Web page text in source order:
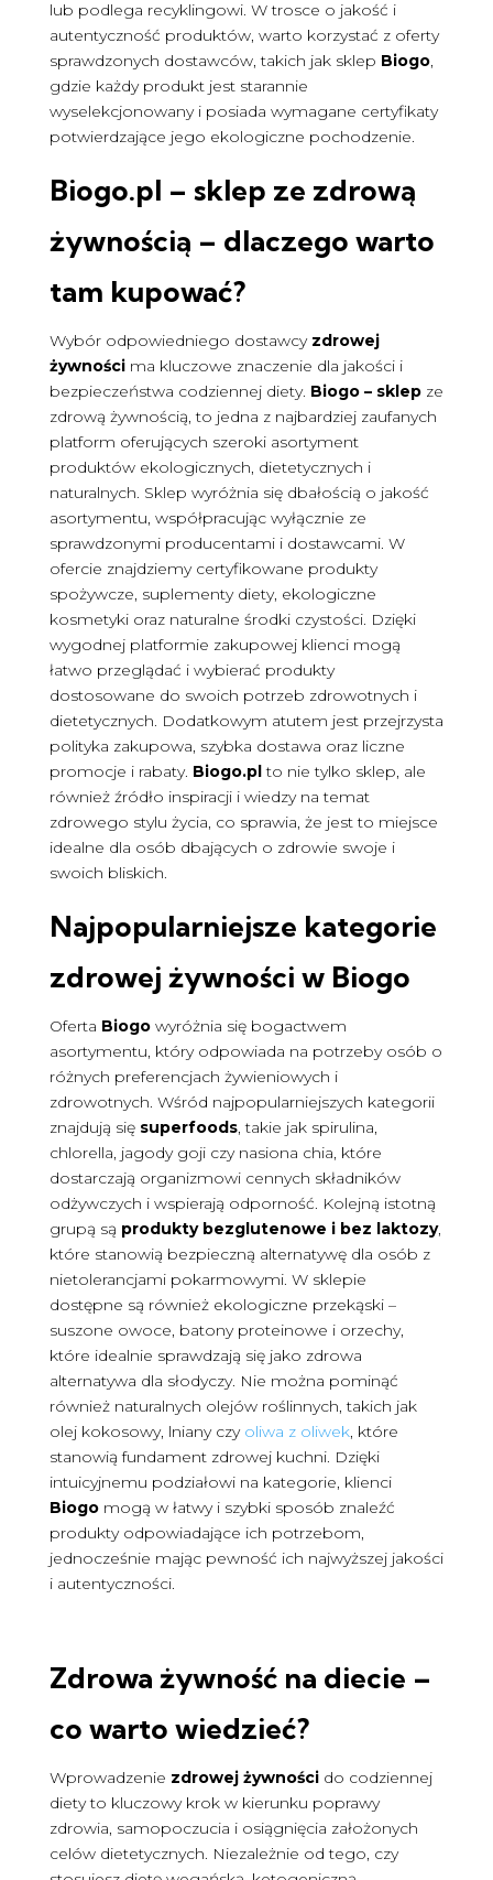
lub podlega recyklingowi. W trosce o jakość i
autentyczność produktów, warto korzystać z oferty
sprawdzonych dostawców, takich jak sklep Biogo,
gdzie każdy produkt jest starannie
wyselekcjonowany i posiada wymagane certyfikaty
potwierdzające jego ekologiczne pochodzenie.
Biogo.pl – sklep ze zdrową
żywnością – dlaczego warto
tam kupować?
Wybór odpowiedniego dostawcy zdrowej
żywnościma kluczowe znaczenie dla jakości i
bezpieczeństwa codziennej diety. Biogo – sklep ze
zdrową żywnością, to jedna z najbardziej zaufanych
platform oferujących szeroki asortyment
produktów ekologicznych, dietetycznych i
naturalnych. Sklep wyróżnia się dbałością o jakość
asortymentu, współpracując wyłącznie ze
sprawdzonymi producentami i dostawcami. W
ofercie znajdziemy certyfikowane produkty
spożywcze, suplementy diety, ekologiczne
kosmetyki oraz naturalne środki czystości. Dzięki
wygodnej platformie zakupowej klienci mogą
łatwo przeglądać i wybierać produkty
dostosowane do swoich potrzeb zdrowotnych i
dietetycznych. Dodatkowym atutem jest przejrzysta
polityka zakupowa, szybka dostawa oraz liczne
promocje i rabaty. Biogo.plto nie tylko sklep, ale
również źródło inspiracji i wiedzy na temat
zdrowego stylu życia, co sprawia, że jest to miejsce
idealne dla osób dbających o zdrowie swoje i
swoich bliskich.
Najpopularniejsze kategorie
zdrowej żywności w Biogo
Oferta Biogowyróżnia się bogactwem
asortymentu, który odpowiada na potrzeby osób o
różnych preferencjach żywieniowych i
zdrowotnych. Wśród najpopularniejszych kategorii
znajdują się superfoods, takie jak spirulina,
chlorella, jagody goji czy nasiona chia, które
dostarczają organizmowi cennych składników
odżywczych i wspierają odporność. Kolejną istotną
grupą są produkty bezglutenowe i bez laktozy,
które stanowią bezpieczną alternatywę dla osób z
nietolerancjami pokarmowymi. W sklepie
dostępne są również ekologiczne przekąski –
suszone owoce, batony proteinowe i orzechy,
które idealnie sprawdzają się jako zdrowa
alternatywa dla słodyczy. Nie można pominąć
również naturalnych olejów roślinnych, takich jak
olej kokosowy, lniany czy oliwa z oliwek, które
stanowią fundament zdrowej kuchni. Dzięki
intuicyjnemu podziałowi na kategorie, klienci
Biogomogą w łatwy i szybki sposób znaleźć
produkty odpowiadające ich potrzebom,
jednocześnie mając pewność ich najwyższej jakości
i autentyczności.
Zdrowa żywność na diecie –
co warto wiedzieć?
Wprowadzenie zdrowej żywnoścido codziennej
diety to kluczowy krok w kierunku poprawy
zdrowia, samopoczucia i osiągnięcia założonych
celów dietetycznych. Niezależnie od tego, czy